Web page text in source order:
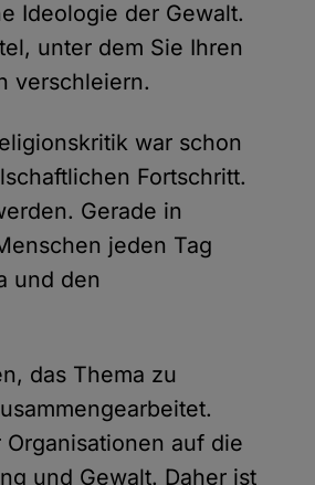
Ideologie der Gewalt.
unter dem Sie Ihren
verschleiern.
war schon
Fortschritt.
Gerade in
jeden Tag
und den
das Thema zu
auf die
und Gewalt. Daher ist